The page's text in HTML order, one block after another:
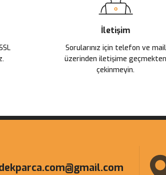
İletişim
Sorularınız için telefon ve mail
üzerinden iletişime geçmekten
çekinmeyin.